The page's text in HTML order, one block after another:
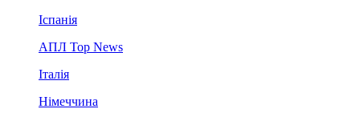
Іспанія
АПЛ Top News
Італія
Німеччина